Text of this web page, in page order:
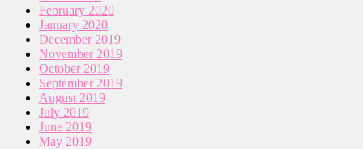
February 2020
January 2020
December 2019
November 2019
October 2019
September 2019
August 2019
July 2019
June 2019
May 2019